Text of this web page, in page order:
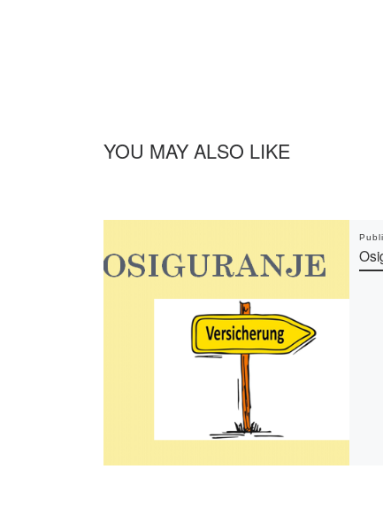
YOU MAY ALSO LIKE